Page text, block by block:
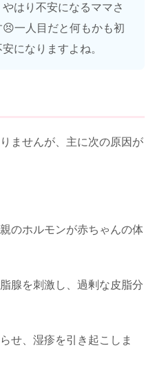
はり不安になるママさ
😣一人目だと何もかも初
になりますよね。
ませんが、主に次の原因が
のホルモンが赤ちゃんの体
腺を刺激し、過剰な皮脂分
せ、湿疹を引き起こしま